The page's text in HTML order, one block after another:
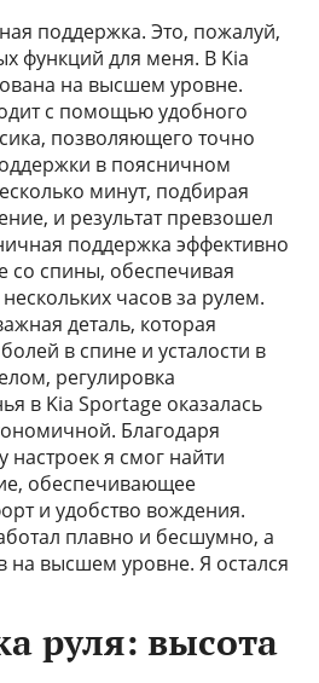
поддержка. Это, пожалуй,
функций для меня. В Kia
на высшем уровне.
с помощью удобного
позволяющего точно
в поясничном
минут, подбирая
и результат превзошел
поддержка эффективно
со спины, обеспечивая
часов за рулем.
деталь, которая
в спине и усталости в
регулировка
в Kia Sportage оказалась
Благодаря
я смог найти
обеспечивающее
и удобство вождения.
плавно и бесшумно, а
на высшем уровне. Я остался
руля: высота